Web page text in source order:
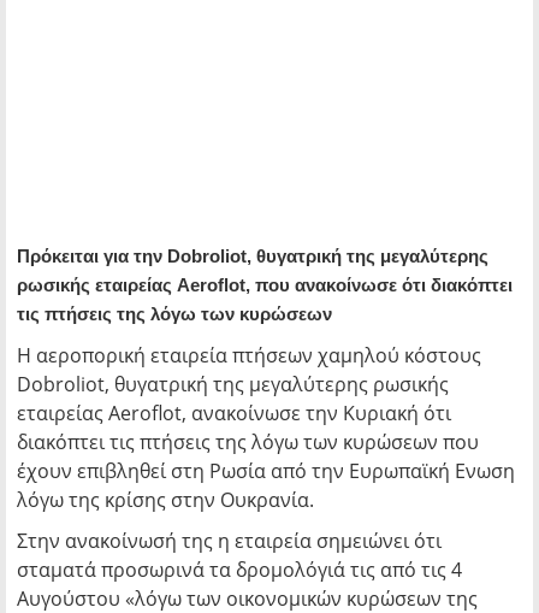
Πρόκειται για την Dobroliot, θυγατρική της μεγαλύτερης
ρωσικής εταιρείας Aeroflot, που ανακοίνωσε ότι διακόπτει
τις πτήσεις της λόγω των κυρώσεων
Η αεροπορική εταιρεία πτήσεων χαμηλού κόστους
Dobroliot, θυγατρική της μεγαλύτερης ρωσικής
εταιρείας Aeroflot, ανακοίνωσε την Κυριακή ότι
διακόπτει τις πτήσεις της λόγω των κυρώσεων που
έχουν επιβληθεί στη Ρωσία από την Ευρωπαϊκή Ενωση
λόγω της κρίσης στην Ουκρανία.
Στην ανακοίνωσή της η εταιρεία σημειώνει ότι
σταματά προσωρινά τα δρομολόγιά τις από τις 4
Αυγούστου «λόγω των οικονομικών κυρώσεων της